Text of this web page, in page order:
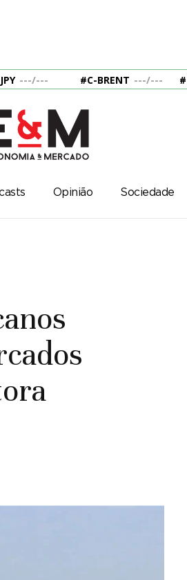
---/--- #C-BRENT ---/---
Opinião Sociedade